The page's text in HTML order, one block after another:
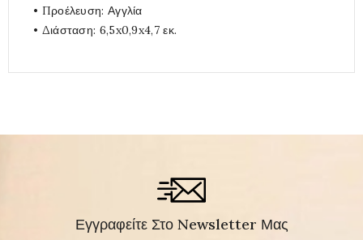
• Προέλευση: Αγγλία
• Διάσταση: 6,5x0,9x4,7 εκ.
Εγγραφείτε Στο Newsletter Μας